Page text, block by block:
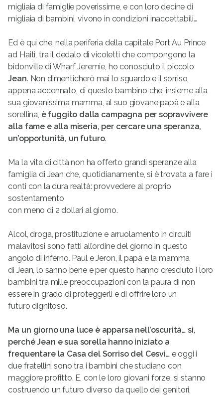
migliaia di famiglie poverissime, e con loro decine di
migliaia di bambini, vivono in condizioni inaccettabili…
Ed è qui che, nella periferia della capitale Port Au Prince
ad Haiti, tra il dedalo di vicoletti che compongono la
bidonville di Wharf Jeremie, ho conosciuto il piccolo
Jean. Non dimenticherò mai lo sguardo e il sorriso,
appena accennato, di questo bambino che, insieme alla
sua giovanissima mamma, al suo giovane papà e alla
sorellina, è fuggito dalla campagna per sopravvivere
alla fame e alla miseria, per cercare una speranza,
un’opportunità, un futuro.
Ma la vita di città non ha offerto grandi speranze alla
famiglia di Jean che, quotidianamente, si è trovata a fare i
conti con la dura realtà: provvedere al proprio
sostentamento
con meno di 2 dollari al giorno.
Alcol, droga, prostituzione e arruolamento in circuiti
malavitosi sono fatti all’ordine del giorno in questo
angolo di inferno. Paul e Jeron, il papà e la mamma
di Jean, lo sanno bene e per questo hanno cresciuto i loro
bambini tra mille preoccupazioni con la paura di non
essere in grado di proteggerli e di offrire loro un
futuro dignitoso.
Ma un giorno una luce è apparsa nell’oscurità… sì,
perché Jean e sua sorella hanno iniziato a
frequentare la Casa del Sorriso del Cesvi… e oggi i
due fratellini sono tra i bambini che studiano con
maggiore profitto. E, con le loro giovani forze, si stanno
costruendo un futuro diverso da quello dei genitori,